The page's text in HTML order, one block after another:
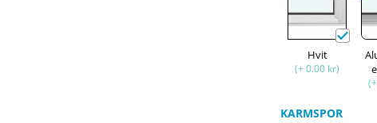
Hvit
(+ 0.00 kr)
KARMSPOR